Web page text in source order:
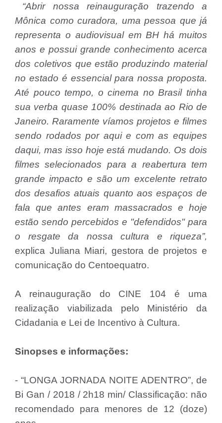
“Abrir nossa reinauguração trazendo a
Mônica como curadora, uma pessoa que já
representa o audiovisual em BH há muitos
anos e possui grande conhecimento acerca
dos coletivos que estão produzindo material
no estado é essencial para nossa proposta.
Até pouco tempo, o cinema no Brasil tinha
sua verba quase 100% destinada ao Rio de
Janeiro. Raramente víamos projetos e filmes
sendo rodados por aqui e com as equipes
daqui, mas isso hoje está mudando. Os dois
filmes selecionados para a reabertura tem
grande impacto e são um excelente retrato
dos desafios atuais quanto aos espaços de
fala que antes eram massacrados e hoje
estão sendo percebidos e "defendidos" para
o resgate da nossa cultura e riqueza”,
explica Juliana Miari, gestora de projetos e
comunicação do Centoequatro.
A reinauguração do CINE 104 é uma
realização viabilizada pelo Ministério da
Cidadania e Lei de Incentivo à Cultura.
Sinopses e informações:
- “LONGA JORNADA NOITE ADENTRO”, de
Bi Gan / 2018 / 2h18 min/ Classificação: não
recomendado para menores de 12 (doze)